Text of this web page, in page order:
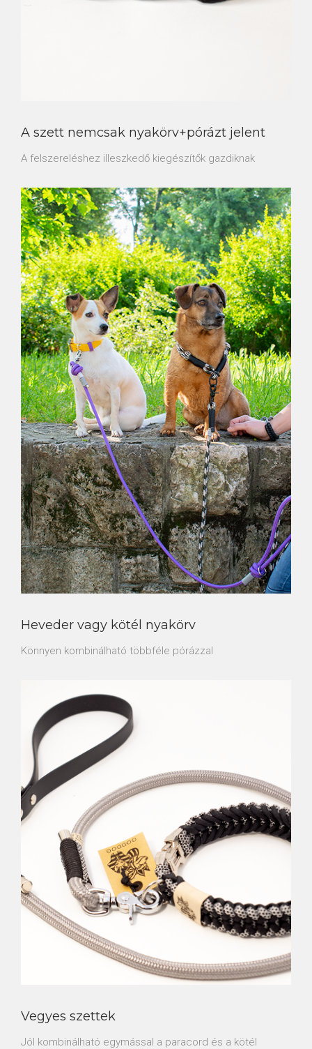
A szett nemcsak nyakörv+pórázt jelent
A felszereléshez illeszkedő kiegészítők gazdiknak
Heveder vagy kötél nyakörv
Könnyen kombinálható többféle pórázzal
Vegyes szettek
Jól kombinálható egymással a paracord és a kötél